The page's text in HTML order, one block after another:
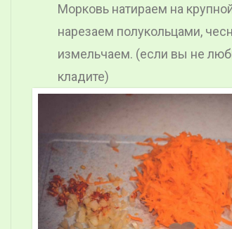
Морковь натираем на
нарезаем полукольцами,
измельчаем. (если вы не
кладите)